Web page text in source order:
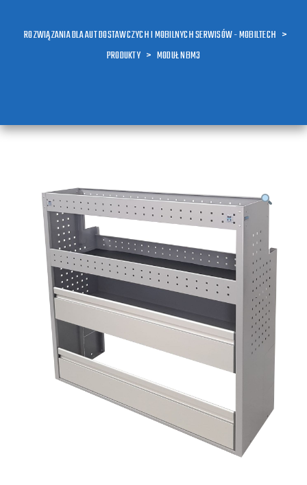
ROZWIĄZANIA DLA AUT DOSTAWCZYCH I MOBILNYCH SERWISÓW - MOBILTECH >
PRODUKTY > MODUŁ NBM3